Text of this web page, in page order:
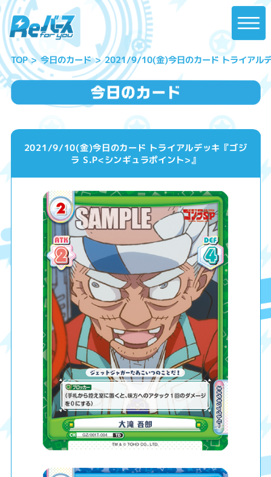
TOP 今日のカード 2021/9/10(金)今日のカード トライアル
2021/9/10(金)今日のカード トライアルデッキ『ゴジ
ラ S.P<シンギュラポイント>』